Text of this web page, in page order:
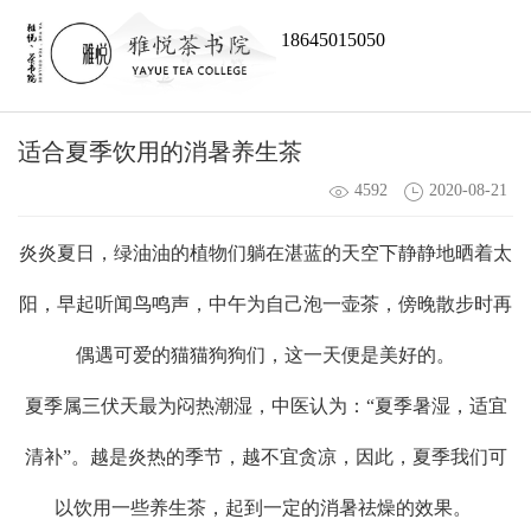
18645015050
适合夏季饮用的消暑养生茶
4592 2020-08-21
炎炎夏日，绿油油的植物们躺在湛蓝的天空下静静地晒着太
阳，早起听闻鸟鸣声，中午为自己泡一壶茶，傍晚散步时再
偶遇可爱的猫猫狗狗们，这一天便是美好的。
夏季属三伏天最为闷热潮湿，中医认为：“夏季暑湿，适宜
清补”。越是炎热的季节，越不宜贪凉，因此，夏季我们可
以饮用一些养生茶，起到一定的消暑祛燥的效果。